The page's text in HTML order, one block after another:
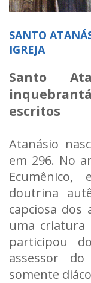
SANTO
IGREJA
Santo
escritos
Atanásio
em 296. No
doutrina
capciosa dos
uma criatura
participou
assessor
somente